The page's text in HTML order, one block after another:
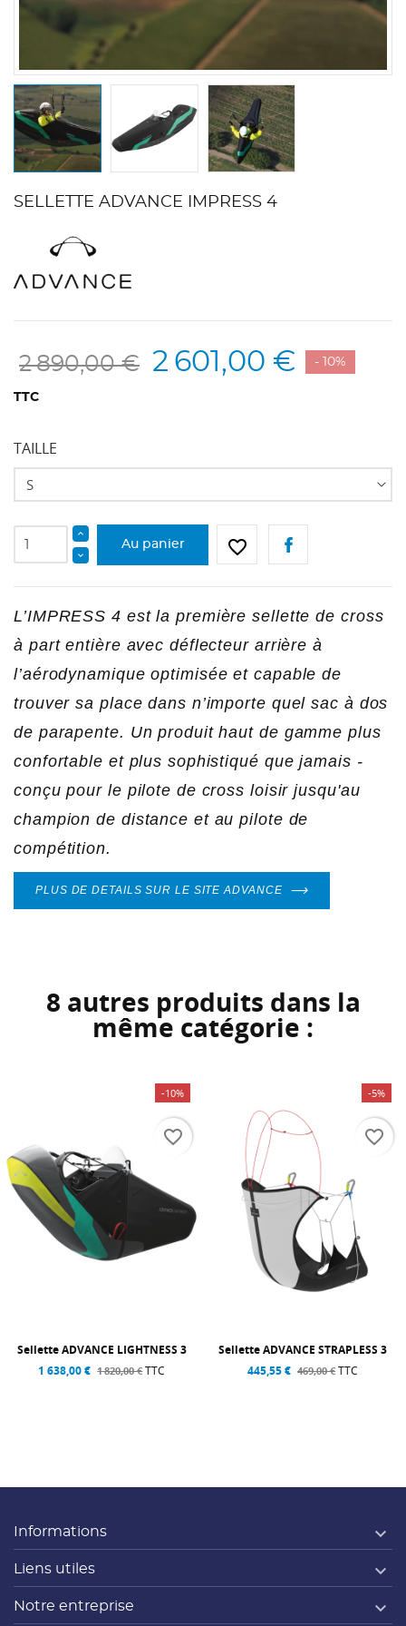
SELLETTE ADVANCE IMPRESS 4
2 890,00 € 2 601,00 € - 10%
TTC
TAILLE
Au panier favorite_border
L’IMPRESS 4 est la première sellette de cross
à part entière avec déflecteur arrière à
l’aérodynamique optimisée et capable de
trouver sa place dans n’importe quel sac à dos
de parapente. Un produit haut de gamme plus
confortable et plus sophistiqué que jamais -
conçu pour le pilote de cross loisir jusqu'au
champion de distance et au pilote de
compétition.
PLUS DE DETAILS SUR LE SITE ADVANCE
8 autres produits dans la
même catégorie :
-10%
Sellette ADVANCE LIGHTNESS 3
1 638,00 € 1 820,00 €TTC
favorite_border
-5%
Sellette ADVANCE STRAPLESS 3
445,55 € 469,00 € TTC
favorite_border
Informations 
Liens utiles 
Notre entreprise 
AJOUTER À MA LISTE D'ENVIES
add_circle_outline Créer une nouvelle liste
NOM DE LA LISTE D'ENVIES
CONNEXION
à votre liste d'envies.
Annuler Connexion